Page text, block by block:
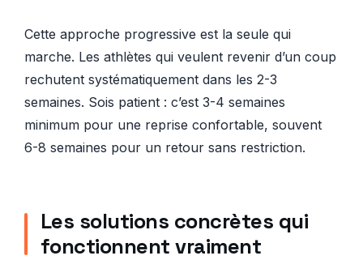
Cette approche progressive est la seule qui
marche. Les athlètes qui veulent revenir d’un coup
rechutent systématiquement dans les 2-3
semaines. Sois patient : c’est 3-4 semaines
minimum pour une reprise confortable, souvent
6-8 semaines pour un retour sans restriction.
Les solutions concrètes qui
fonctionnent vraiment